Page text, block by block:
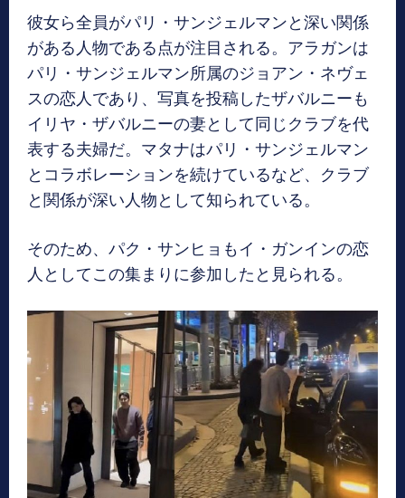
彼女ら全員がパリ・サンジェルマンと深い関係
がある人物である点が注目される。アラガンは
パリ・サンジェルマン所属のジョアン・ネヴェ
スの恋人であり、写真を投稿したザバルニーも
イリヤ・ザバルニーの妻として同じクラブを代
表する夫婦だ。マタナはパリ・サンジェルマン
とコラボレーションを続けているなど、クラブ
と関係が深い人物として知られている。
そのため、パク・サンヒョもイ・ガンインの恋
人としてこの集まりに参加したと見られる。